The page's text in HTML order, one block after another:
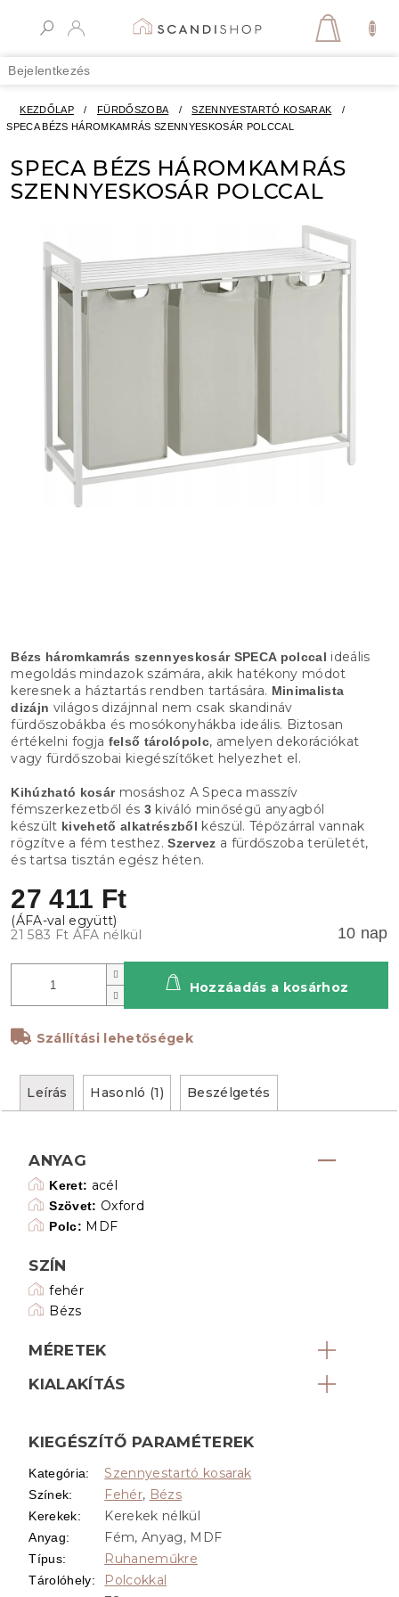
Bejelentkezés
KOSÁR
KEZDŐLAP / FÜRDŐSZOBA / SZENNYESTARTÓ KOSARAK
/
SPECA BÉZS HÁROMKAMRÁS SZENNYESKOSÁR POLCCAL
SPECA BÉZS HÁROMKAMRÁS
SZENNYESKOSÁR POLCCAL
27 411 Ft
21 583 Ft ÁFA nélkül 10 nap
Szállítási lehetőségek
Hozzáadás a kosárhoz
Bézs háromkamrás szennyeskosár SPECA polccal ideális
megoldás mindazok számára, akik hatékony módot
keresnek a háztartás rendben tartására. Minimalista
dizájn világos dizájnnal nem csak skandináv
fürdőszobákba és mosókonyhákba ideális. Biztosan
értékelni fogja felső tárolópolc, amelyen dekorációkat
vagy fürdőszobai kiegészítőket helyezhet el.
Kihúzható kosár mosáshoz A Speca masszív
fémszerkezetből és 3kiváló minőségű anyagból
készült kivehető alkatrészből készül. Tépőzárral vannak
rögzítve a fém testhez. Szervez a fürdőszoba területét,
és tartsa tisztán egész héten.
Leírás Hasonló (1) Beszélgetés
ANYAG
Keret: acél
Szövet: Oxford
Polc: MDF
SZÍN
fehér
Bézs
MÉRETEK
KIALAKÍTÁS
KIEGÉSZÍTŐ PARAMÉTEREK
Kategória: Szennyestartó kosarak
Színek: Fehér, Bézs
Kerekek: Kerekek nélkül
Anyag: Fém, Anyag, MDF
Típus: Ruhaneműkre
Tárolóhely: Polcokkal